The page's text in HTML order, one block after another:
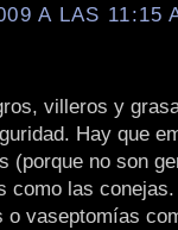
A LAS 11:15
villeros y
Hay que
(porque no son
como las
o vaseptomías